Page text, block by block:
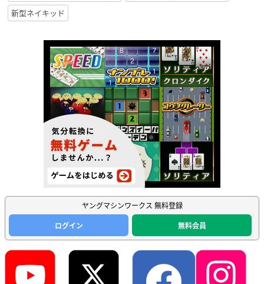
新型ネイキッド
ヤングマシンワークス 無料登録
ログイン
無料会員